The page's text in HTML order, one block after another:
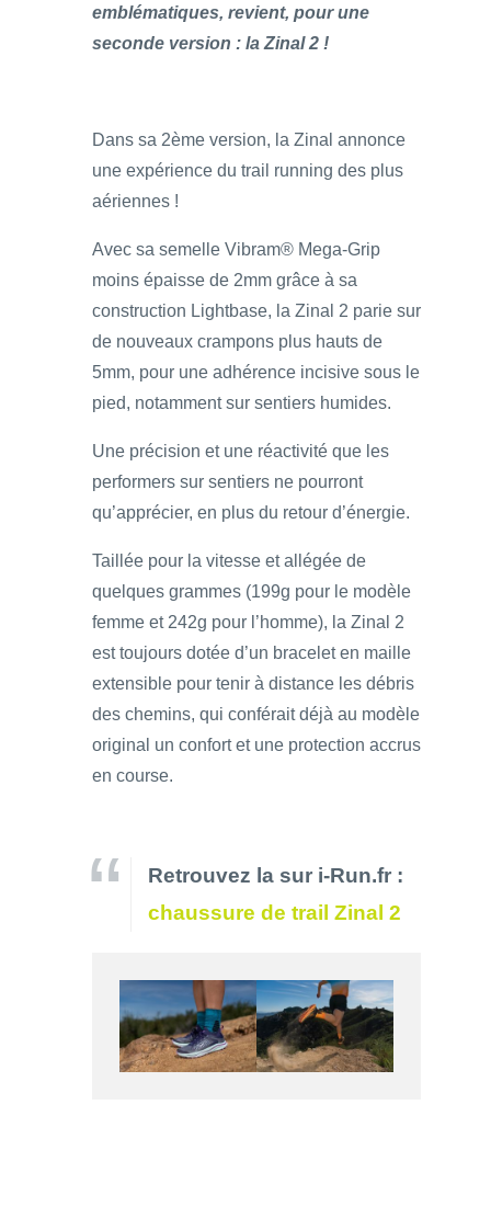
emblématiques, revient, pour une
seconde version : la Zinal 2 !
Dans sa 2ème version, la Zinal annonce
une expérience du trail running des plus
aériennes !
Avec sa semelle Vibram® Mega-Grip
moins épaisse de 2mm grâce à sa
construction Lightbase, la Zinal 2 parie sur
de nouveaux crampons plus hauts de
5mm, pour une adhérence incisive sous le
pied, notamment sur sentiers humides.
Une précision et une réactivité que les
performers sur sentiers ne pourront
qu’apprécier, en plus du retour d’énergie.
Taillée pour la vitesse et allégée de
quelques grammes (199g pour le modèle
femme et 242g pour l’homme), la Zinal 2
est toujours dotée d’un bracelet en maille
extensible pour tenir à distance les débris
des chemins, qui conférait déjà au modèle
original un confort et une protection accrus
en course.
Retrouvez la sur i-Run.fr :
chaussure de trail Zinal 2